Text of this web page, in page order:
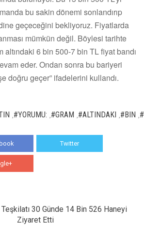
bu sakin dönemi sonlandırıp
geçeceğini bekliyoruz. Fiyatlarda
mümkün değil. Böylesi tarihte
altındaki 6 bin 500-7 bin TL fiyat bandı
eder. Ondan sonra bu bariyeri
doğru geçer” ifadelerini kullandı.
#YORUMU: #GRAM #ALTINDAKI #BIN
Twitter
30 Günde 14 Bin 526 Haneyi
Ziyaret Etti